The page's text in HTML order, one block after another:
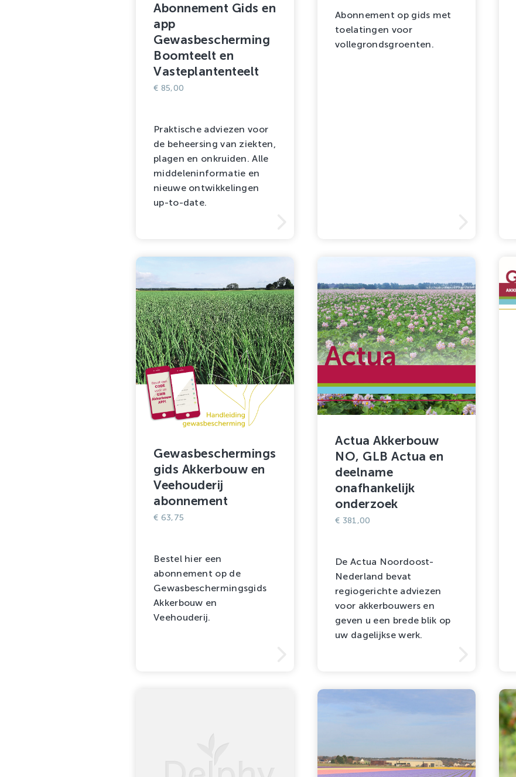
Abonnement Gids en
app
Gewasbescherming
Boomteelt en
Vasteplantenteelt
€ 85,00
Praktische adviezen voor
de beheersing van ziekten,
plagen en onkruiden. Alle
middeleninformatie en
nieuwe ontwikkelingen
up-to-date.
Abonnement op gids met
toelatingen voor
vollegrondsgroenten.
Gewasbeschermings
gids Akkerbouw en
Veehouderij
abonnement
€ 63,75
Bestel hier een
abonnement op de
Gewasbeschermingsgids
Akkerbouw en
Veehouderij.
Actua Akkerbouw
NO, GLB Actua en
deelname
onafhankelijk
onderzoek
€ 381,00
De Actua Noordoost-
Nederland bevat
regiogerichte adviezen
voor akkerbouwers en
geven u een brede blik op
uw dagelijkse werk.